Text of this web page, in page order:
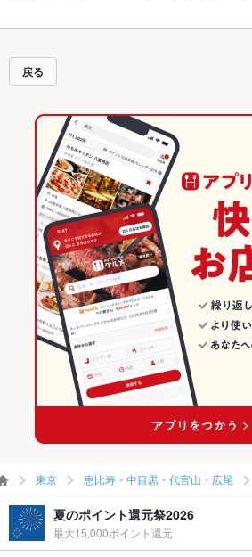
ックしてみてください。ホットペッパーグルメ
ん、こだわりメニューからあげ、お茶漬け、馬刺
ト予約が使えるお店も拡大中です。友達どうしの
も、デートやパーティーにもお得に便利にホット
さい。
戻る
東京 恵比寿・中目黒・代官山・広尾
夏のポイント還元祭2026
最大15,000ポイント還元